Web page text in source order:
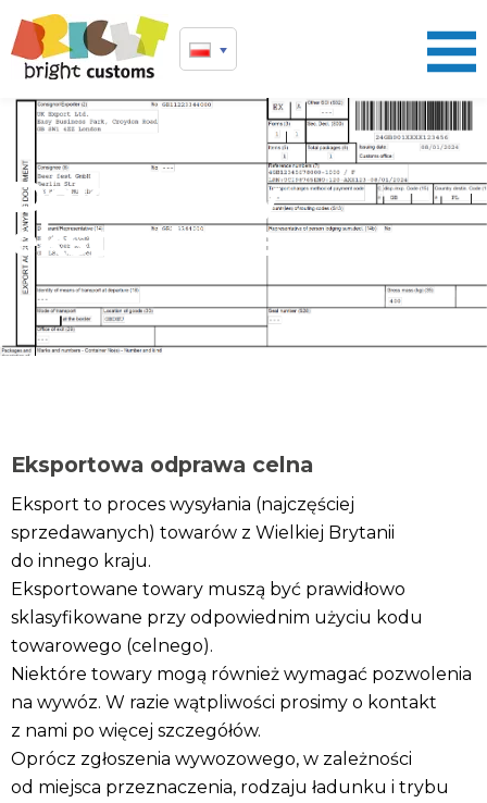
Dokumenty
eksportowe
Eksportowa odprawa celna
Eksport to proces wysyłania (najczęściej
sprzedawanych) towarów z Wielkiej Brytanii
do innego kraju.
Eksportowane towary muszą być prawidłowo
sklasyfikowane przy odpowiednim użyciu kodu
towarowego (celnego).
Niektóre towary mogą również wymagać pozwolenia
na wywóz. W razie wątpliwości prosimy o kontakt
z nami po więcej szczegółów.
Oprócz zgłoszenia wywozowego, w zależności
od miejsca przeznaczenia, rodzaju ładunku i trybu